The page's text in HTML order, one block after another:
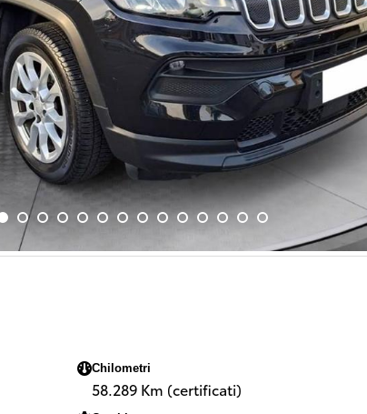
Chilometri
58.289 Km (certificati)